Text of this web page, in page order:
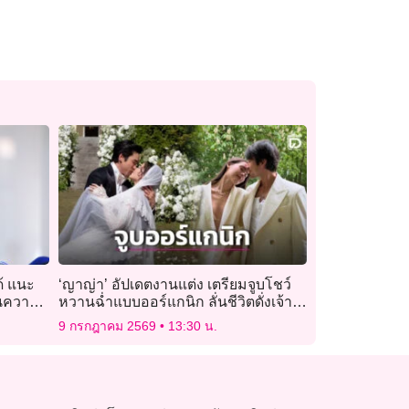
แนะ
วาม
‘ญาญ่า’ อัปเดตงานแต่ง เตรียมจูบโชว์
หวานฉ่ำแบบออร์แกนิก ลั่นชีวิตดั่งเจ้า
หญิงเพราะสามีคือ ‘ณเดชน์’
9 กรกฎาคม 2569 13:30 น.